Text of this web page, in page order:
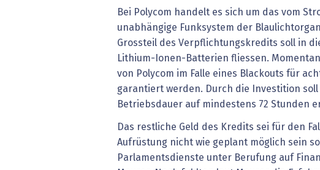
Bei Polycom handelt es sich um das vom
unabhängige Funksystem der
Grossteil des Verpflichtungskredits soll in
Lithium-Ionen-Batterien fliessen.
von Polycom im Falle eines Blackouts für
garantiert werden. Durch die Investition soll
Betriebsdauer auf mindestens 72 Stunden
Das restliche Geld des Kredits sei für den
Aufrüstung nicht wie geplant möglich sein
Parlamentsdienste unter Berufung auf